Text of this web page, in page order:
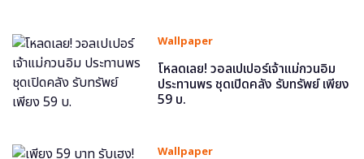
Wallpaper
โหลดเลย! วอลเปเปอร์เจ้าแม่กวนอิม
ประทานพร ชุดเปิดคลัง รับทรัพย์ เพียง
59 บ.
Wallpaper